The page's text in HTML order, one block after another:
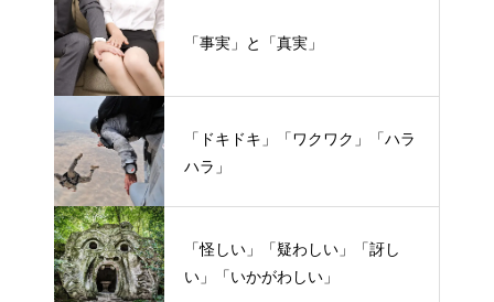
「事実」と「真実」
「ドキドキ」「ワクワク」「ハラ
ハラ」
「怪しい」「疑わしい」「訝し
い」「いかがわしい」